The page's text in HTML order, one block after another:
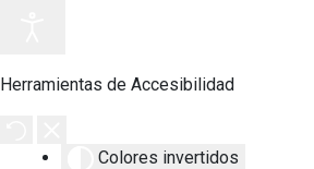
Herramientas de Accesibilidad
Colores invertidos